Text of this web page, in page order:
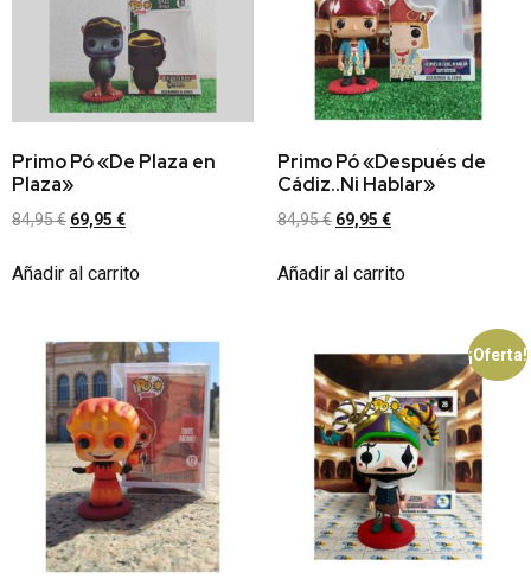
Primo Pó «De Plaza en
Plaza»
84,95€ 69,95 €
Añadir al carrito
Primo Pó «Después de
Cádiz..Ni Hablar»
84,95€ 69,95 €
Añadir al carrito
¡Oferta!